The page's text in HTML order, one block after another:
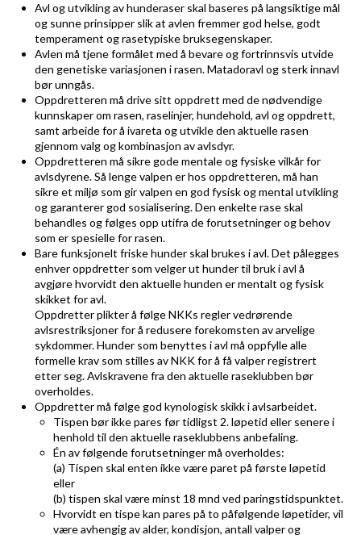
Avl og utvikling av hunderaser skal baseres på langsiktige mål
og sunne prinsipper slik at avlen fremmer god helse, godt
temperament og rasetypiske bruksegenskaper.
Avlen må tjene formålet med å bevare og fortrinnsvis utvide
den genetiske variasjonen i rasen. Matadoravl og sterk innavl
bør unngås.
Oppdretteren må drive sitt oppdrett med de nødvendige
kunnskaper om rasen, raselinjer, hundehold, avl og oppdrett,
samt arbeide for å ivareta og utvikle den aktuelle rasen
gjennom valg og kombinasjon av avlsdyr.
Oppdretteren må sikre gode mentale og fysiske vilkår for
avlsdyrene. Så lenge valpen er hos oppdretteren, må han
sikre et miljø som gir valpen en god fysisk og mental utvikling
og garanterer god sosialisering. Den enkelte rase skal
behandles og følges opp utifra de forutsetninger og behov
som er spesielle for rasen.
Bare funksjonelt friske hunder skal brukes i avl. Det pålegges
enhver oppdretter som velger ut hunder til bruk i avl å
avgjøre hvorvidt den aktuelle hunden er mentalt og fysisk
skikket for avl.
Oppdretter plikter å følge NKKs regler vedrørende
avlsrestriksjoner for å redusere forekomsten av arvelige
sykdommer. Hunder som benyttes i avl må oppfylle alle
formelle krav som stilles av NKK for å få valper registrert
etter seg. Avlskravene fra den aktuelle raseklubben bør
overholdes.
Oppdretter må følge god kynologisk skikk i avlsarbeidet.
Tispen bør ikke pares før tidligst 2. løpetid eller senere i
henhold til den aktuelle raseklubbens anbefaling.
Én av følgende forutsetninger må overholdes:
(a) Tispen skal enten ikke være paret på første løpetid
eller
(b) tispen skal være minst 18 mnd ved paringstidspunktet.
Hvorvidt en tispe kan pares på to påfølgende løpetider, vil
være avhengig av alder, kondisjon, antall valper og